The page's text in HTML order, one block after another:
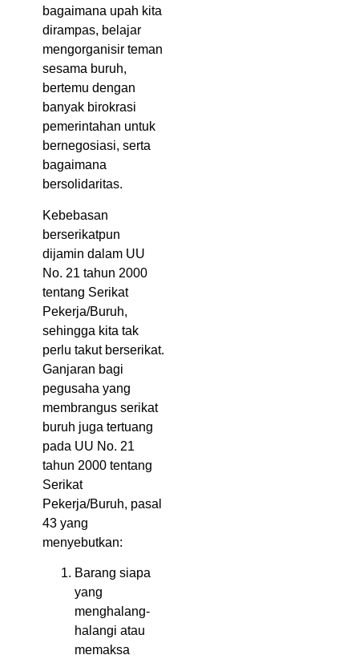
bagaimana upah kita
dirampas, belajar
mengorganisir teman
sesama buruh,
bertemu dengan
banyak birokrasi
pemerintahan untuk
bernegosiasi, serta
bagaimana
bersolidaritas.
Kebebasan
berserikatpun
dijamin dalam UU
No. 21 tahun 2000
tentang Serikat
Pekerja/Buruh,
sehingga kita tak
perlu takut berserikat.
Ganjaran bagi
pegusaha yang
membrangus serikat
buruh juga tertuang
pada UU No. 21
tahun 2000 tentang
Serikat
Pekerja/Buruh, pasal
43 yang
menyebutkan:
Barang siapa
yang
menghalang-
halangi atau
memaksa